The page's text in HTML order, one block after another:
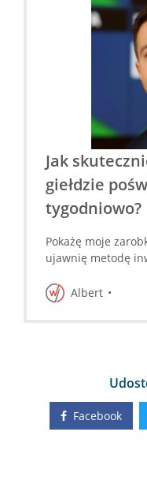
Jak
giełdzie
tygodniowo?
Pokażę moje
ujawnię metodę
Albert
Facebook